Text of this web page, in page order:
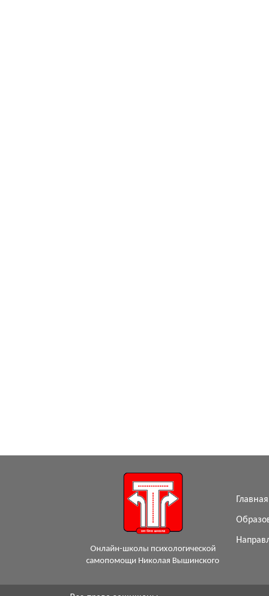
Онлайн-школы психологической
самопомощи Николая Вышинского
Главная